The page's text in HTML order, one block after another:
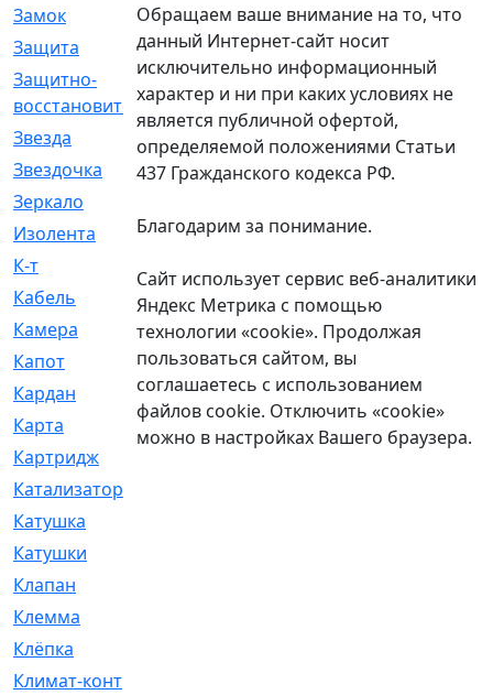
Замок
[12]
Защита
[79]
Защитно-
восстановительный
[4]
Звезда
[1]
Звездочка
[5]
Зеркало
Изолента
[1]
К-т
Кабель
[50]
Камера
[4]
Капот
[144]
Кардан
[131]
Карта
[2]
Картридж
Катализатор
Катушка
Катушки
Клапан
Клемма
Клёпка
Климат-контроль
Обращаем ваше внимание на то, что
данный Интернет-сайт носит
исключительно информационный
характер и ни при каких условиях не
является публичной офертой,
определяемой положениями Статьи
437 Гражданского кодекса РФ.
Благодарим за понимание.
Сайт использует сервис веб-аналитики
Яндекс Метрика с помощью
технологии «cookie». Продолжая
пользоваться сайтом, вы
соглашаетесь с использованием
файлов cookie. Отключить «cookie»
можно в настройках Вашего браузера.